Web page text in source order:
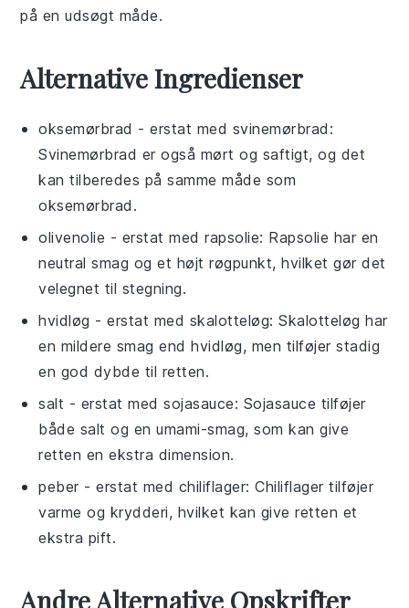
på en udsøgt måde.
Alternative Ingredienser
oksemørbrad - erstat med svinemørbrad :
Svinemørbrad er også mørt og saftigt, og det
kan tilberedes på samme måde som
oksemørbrad.
olivenolie - erstat medrapsolie: Rapsolie har en
neutral smag og et højt røgpunkt, hvilket gør det
velegnet til stegning.
hvidløg - erstat med skalotteløg: Skalotteløg har
en mildere smag end hvidløg, men tilføjer stadig
en god dybde til retten.
salt - erstat medsojasauce: Sojasauce tilføjer
både salt og en umami-smag, som kan give
retten en ekstra dimension.
peber - erstat med chiliflager: Chiliflager tilføjer
varme og krydderi, hvilket kan give retten et
ekstra pift.
Andre Alternative Opskrifter